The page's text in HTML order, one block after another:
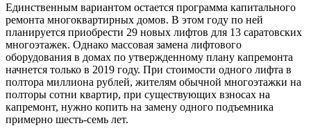
Единственным вариантом остается программа капитального
ремонта многоквартирных домов. В этом году по ней
планируется приобрести 29 новых лифтов для 13 саратовских
многоэтажек. Однако массовая замена лифтового
оборудования в домах по утвержденному плану капремонта
начнется только в 2019 году. При стоимости одного лифта в
полтора миллиона рублей, жителям обычной многоэтажки на
полторы сотни квартир, при существующих взносах на
капремонт, нужно копить на замену одного подъемника
примерно шесть-семь лет.